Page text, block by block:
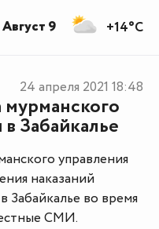
Забайкалье
24 апреля 2021 18:48
управления
наказаний
Забайкалье во время
СМИ.
+14°C
Август 9